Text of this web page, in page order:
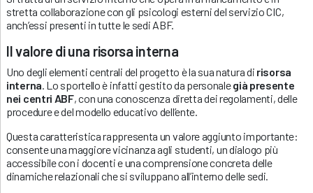
stretta collaborazione con gli psicologi esterni del servizio CIC,
anch’essi presenti in tutte le sedi ABF.
Il valore di una risorsa interna
Uno degli elementi centrali del progetto è la sua natura di risorsa
interna. Lo sportello è infatti gestito da personalegià presente
nei centri ABF, con una conoscenza diretta dei regolamenti, delle
procedure e del modello educativo dell’ente.
Questa caratteristica rappresenta un valore aggiunto importante:
consente una maggiore vicinanza agli studenti, un dialogo più
accessibile con i docenti e una comprensione concreta delle
dinamiche relazionali che si sviluppano all’interno delle sedi.